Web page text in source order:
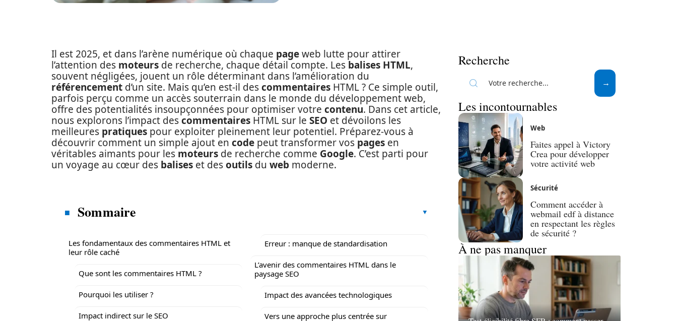
Il est 2025, et dans l’arène numérique où chaque pageweb lutte pour attirer
l’attention des moteurs de recherche, chaque détail compte. Les balises HTML,
souvent négligées, jouent un rôle déterminant dans l’amélioration du
référencement d’un site. Mais qu’en est-il descommentaires HTML ? Ce simple outil,
parfois perçu comme un accès souterrain dans le monde du développement web,
offre des potentialités insoupçonnées pour optimiser votre contenu. Dans cet article,
nous explorons l’impact descommentaires HTML sur le SEO et dévoilons les
meilleures pratiques pour exploiter pleinement leur potentiel. Préparez-vous à
découvrir comment un simple ajout en code peut transformer vos pages en
véritables aimants pour les moteurs de recherche comme Google. C’est parti pour
un voyage au cœur des balises et desoutils du web moderne.
Sommaire
Les fondamentaux des commentaires HTML et
leur rôle caché
Que sont les commentaires HTML ?
Pourquoi les utiliser ?
Impact indirect sur le SEO
Erreur : manque de standardisation
L’avenir des commentaires HTML dans le
paysage SEO
Impact des avancées technologiques
Vers une approche plus centrée sur
Recherche
Les incontournables
Web
Faites appel à Victory
Crea pour développer
votre activité web
Sécurité
Comment accéder à
webmail edf à distance
en respectant les règles
de sécurité ?
À ne pas manquer